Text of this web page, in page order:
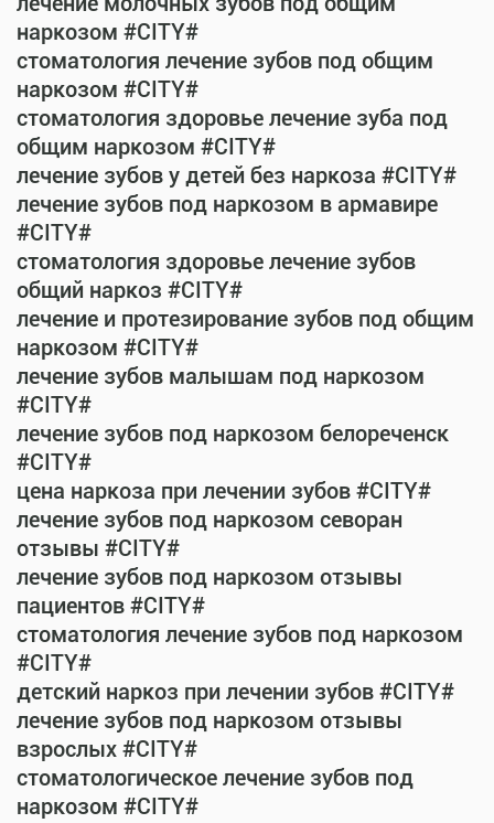
наркозом #CITY#
стоматология лечение зубов под общим
наркозом #CITY#
стоматология здоровье лечение зуба под
общим наркозом #CITY#
лечение зубов у детей без наркоза #CITY#
лечение зубов под наркозом в армавире
#CITY#
стоматология здоровье лечение зубов
общий наркоз #CITY#
лечение и протезирование зубов под общим
наркозом #CITY#
лечение зубов малышам под наркозом
#CITY#
лечение зубов под наркозом белореченск
#CITY#
цена наркоза при лечении зубов #CITY#
лечение зубов под наркозом севоран
отзывы #CITY#
лечение зубов под наркозом отзывы
пациентов #CITY#
стоматология лечение зубов под наркозом
#CITY#
детский наркоз при лечении зубов #CITY#
лечение зубов под наркозом отзывы
взрослых #CITY#
стоматологическое лечение зубов под
наркозом #CITY#